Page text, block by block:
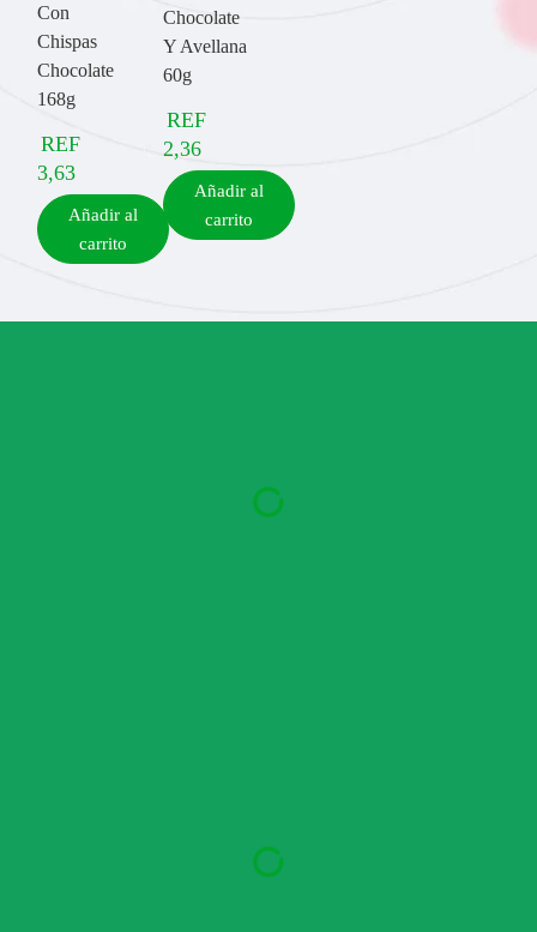
Con
Chispas
Chocolate
168g
REF
3,63
Añadir al
carrito
Chocolate
Y Avellana
60g
REF
2,36
Añadir al
carrito